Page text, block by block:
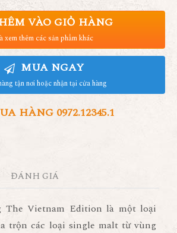
VÀO GIỎ HÀNG
xem thêm các sản phẩm khác
MUA NGAY
tận nơi hoặc nhận tại cửa hàng
HÀNG 0972.12345.1
ĐÁNH GIÁ
The Vietnam Edition là một loại
trộn các loại single malt từ vùng